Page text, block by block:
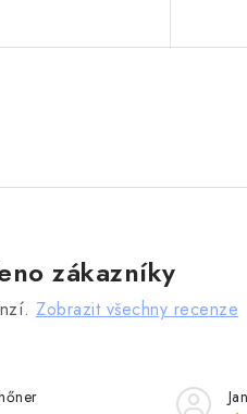
zákazníky
Zobrazit všechny recenze